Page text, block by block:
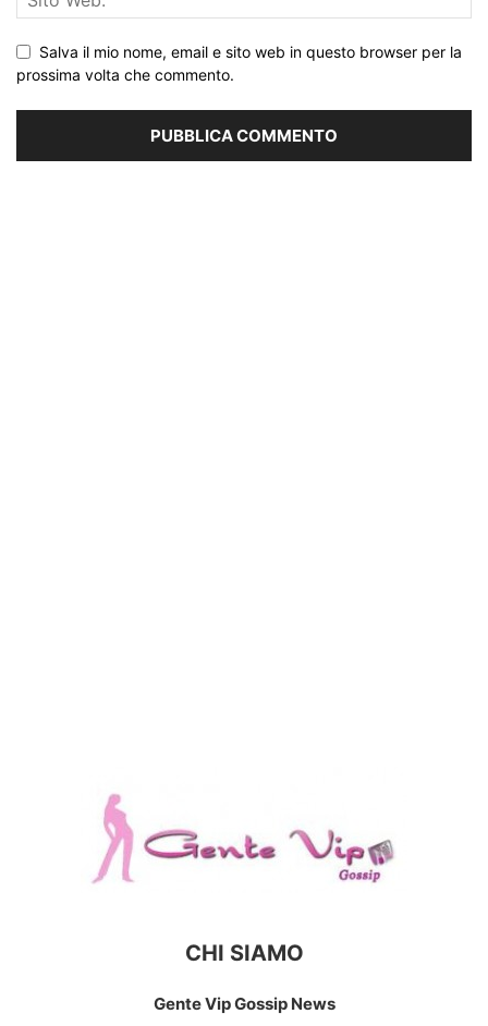
Salva il mio nome, email e sito web in questo browser per la
prossima volta che commento.
CHI SIAMO
Gente Vip Gossip News